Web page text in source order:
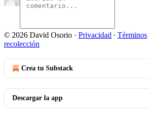
© 2026 David Osorio · Privacidad ∙ Términos
recolección
Crea tu Substack
Descargar la app